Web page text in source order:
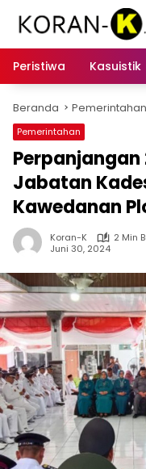
Peristiwa
Kasuistik
Beranda Pemerintahan
Pemerintahan
Perpanjangan
Jabatan
Kawedanan
Koran-K
2 Min
Juni 30, 2024